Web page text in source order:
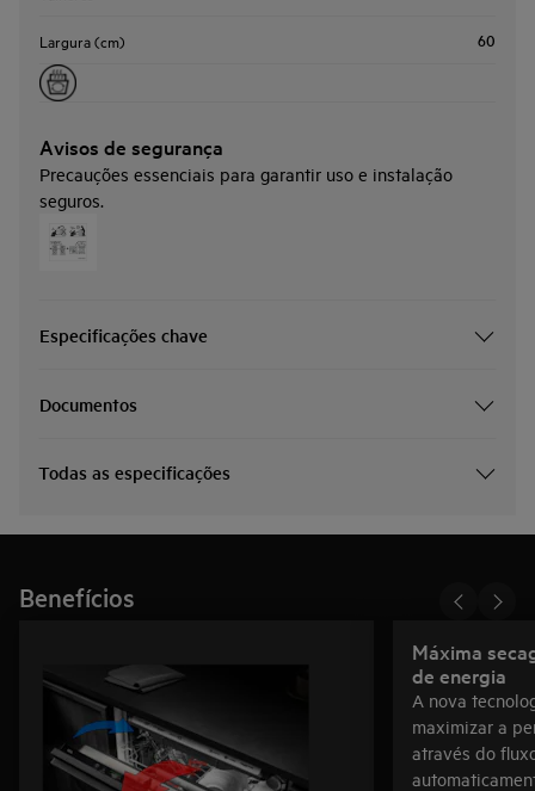
Largura (cm) 60
Avisos de segurança
Precauções essenciais para garantir uso e instalação
seguros.
Especificações chave
Documentos
Todas as especificações
Benefícios
Máxima
de energia
A nova
maximizar a
através do